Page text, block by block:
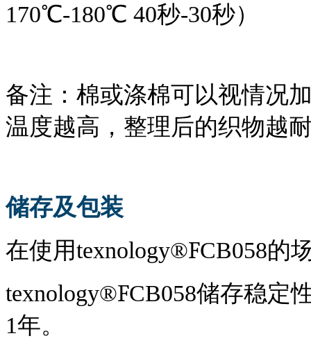
170℃-180℃ 40秒-30秒）
备注：棉或涤棉可以视情况
温度越高，整理后的织物越
储存及包装
在使用texnology®FCB058的
texnology®FCB058储存稳定
1年。